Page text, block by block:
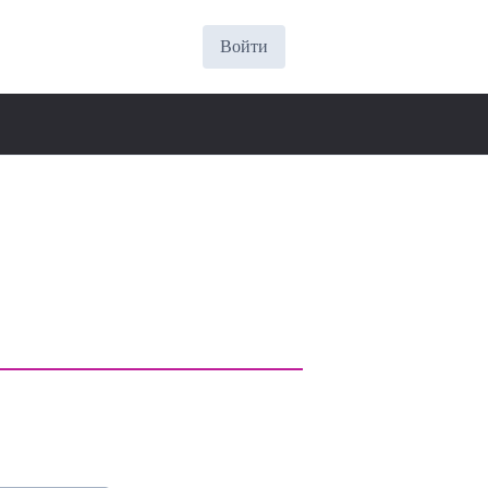
Войти